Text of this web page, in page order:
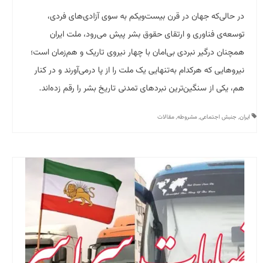
در حالی‌که جهان در قرن بیست‌ویکم به سوی آزادی‌های فردی،
توسعه‌ی فناوری و ارتقای حقوق بشر پیش می‌رود، ملت ایران
همچنان درگیر نبردی بی‌امان با چهار نیروی تاریک و هم‌زمان است؛
نیروهایی که هرکدام به‌تنهایی یک ملت را از پا درمی‌آورند و در کنار
هم، یکی از سنگین‌ترین نبردهای تمدنی تاریخ بشر را رقم زده‌اند.
ایران, جنبش اجتماعی, مشروطه, مقالات